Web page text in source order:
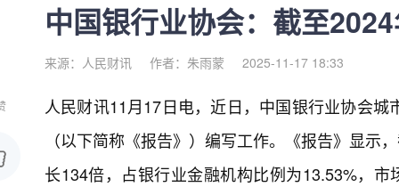
中国银行业协会：截至
来源：人民财讯 作者：朱雨蒙 2025-11-17 18:33
人民财讯11月17日电， 近日，中国银行业协会城
（以下简称《报告》）编写工作。《报告》显
长134倍，占银行业金融机构比例为13.53%，